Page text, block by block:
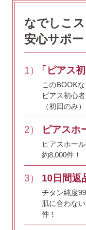
なでしこ
安心サポー
1） 「ピアス
このBOOKな
ピアス初心
（初回のみ）
2） ピアスホ
ピアスホー
約8,000件！
3） 10日間返
チタン純度
肌に合わな
件！